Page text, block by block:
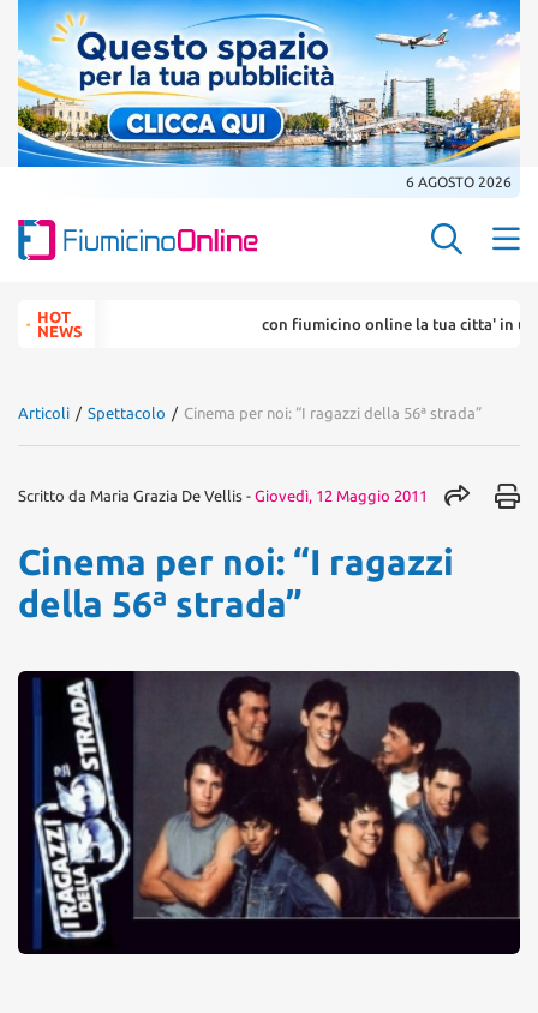
6 AGOSTO 2026
Search
for:HOT
NEWS
con fiumicino online la tua citta' in un ...
Articoli / Spettacolo / Cinema per noi: “I ragazzi della 56ª strada”
Scritto da Maria Grazia De Vellis - Giovedì, 12 Maggio 2011
Cinema per noi: “I ragazzi
della 56ª strada”